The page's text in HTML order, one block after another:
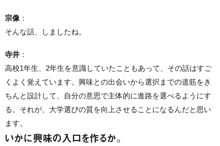
宗像 ：
そんな話、しましたね。
寺井 ：
高校1年生、2年生を意識していたこともあって、その話はすご
くよく覚えています。興味との出会いから選択までの道筋をき
ちんと設計して、自分の意思で主体的に進路を選べるようにす
る。それが、大学選びの質を向上させることになるんだと思い
ます。
いかに興味の入口を作るか。